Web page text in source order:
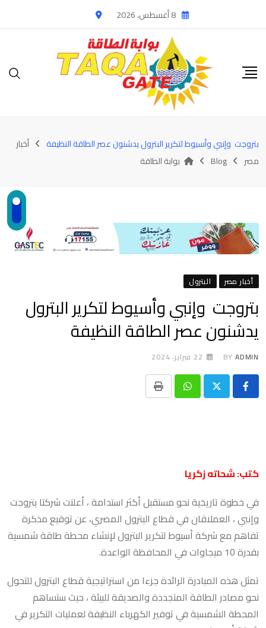
to
8 أغسطس، 2026
بتروجت وإنبي وأسيوط لتكرير البترول يدشنون عصر الطاقة النظيفة
أخبار
مصر
Blog بوابة الطاقة
أخبار مصر البترول
بتروجت وإنبي وأسيوط لتكرير البترول
يدشنون عصر الطاقة النظيفة
BY ADMIN 22 فبراير، 2024
Whatsapp
Print
كتب: شحاته زكريا
في خطوة تاريخية نحو مستقبل أكثر استدامة ، أعلنت شركتا بتروجت
وإنبي ، العملاقان في قطاع البترول المصري، عن توقيع مذكرة
تفاهم مع شركة أسيوط لتكرير البترول لإنشاء محطة طاقة شمسية
بقدرة 10 ميجاوات في المحافظة الواعدة.
تمثل هذه المبادرة الرائدة جزءا من استراتيجية قطاع البترول للتحول
نحو مصادر الطاقة المتجددة والصديقة للبيئة ، حيث ستساهم
المحطة الشمسية في توفير الكهرباء النظيفة لعمليات التكرير في